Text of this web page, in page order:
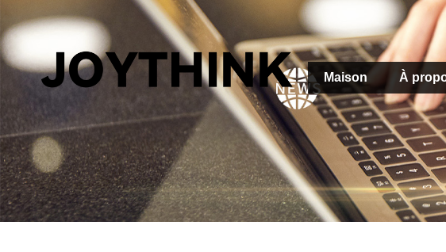
Maison À